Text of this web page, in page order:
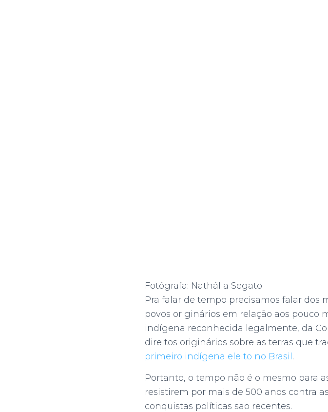
Fotógrafa: Nathália Segato
Pra falar de tempo precisamos falar dos
povos originários em relação aos pouco
indígena reconhecida legalmente, da
direitos originários sobre as terras que
primeiro indígena eleito no Brasil .
Portanto, o tempo não é o mesmo para
resistirem por mais de 500 anos contra
conquistas políticas são recentes.